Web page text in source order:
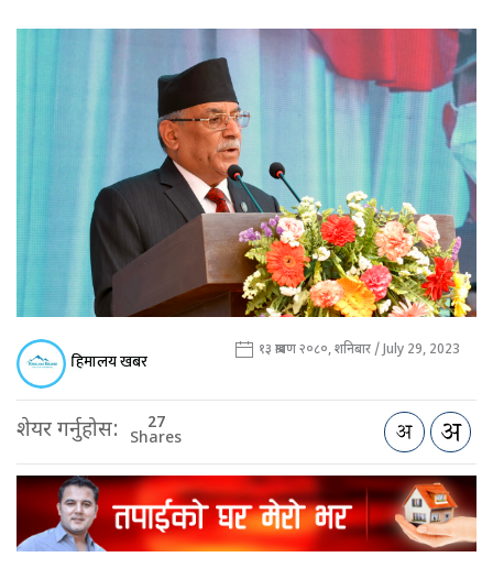
हिमालय खबर १३ श्रावण २०८०, शनिबार / July 29, 2023
शेयर गर्नुहोस: 27
Shares